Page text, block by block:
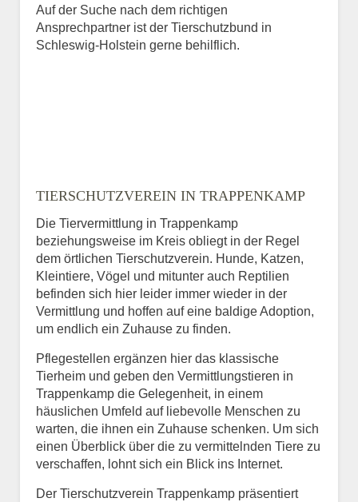
Auf der Suche nach dem richtigen
Ansprechpartner ist der Tierschutzbund in
Schleswig-Holstein gerne behilflich.
TIERSCHUTZVEREIN IN TRAPPENKAMP
Die Tiervermittlung in Trappenkamp
beziehungsweise im Kreis obliegt in der Regel
dem örtlichen Tierschutzverein. Hunde, Katzen,
Kleintiere, Vögel und mitunter auch Reptilien
befinden sich hier leider immer wieder in der
Vermittlung und hoffen auf eine baldige Adoption,
um endlich ein Zuhause zu finden.
Pflegestellen ergänzen hier das klassische
Tierheim und geben den Vermittlungstieren in
Trappenkamp die Gelegenheit, in einem
häuslichen Umfeld auf liebevolle Menschen zu
warten, die ihnen ein Zuhause schenken. Um sich
einen Überblick über die zu vermittelnden Tiere zu
verschaffen, lohnt sich ein Blick ins Internet.
Der Tierschutzverein Trappenkamp präsentiert